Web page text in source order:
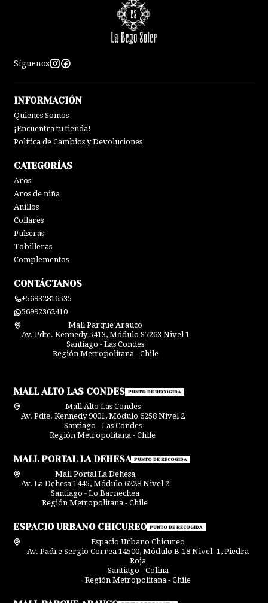
Síguenos
INFORMACIÓN
Quienes Somos
¡Encuentra tu tienda!
Política de Cambios y Devoluciones
CATEGORÍAS
Aros
Aros de niña
Anillos
Collares
Pulseras
Tobilleras
Complementos
CONTÁCTANOS
+56932816535
56992362410
Mall Parque Arauco
Av. Pdte. Kennedy 5413, Módulo S7263 Nivel 1
Santiago - Las Condes
Región Metropolitana - Chile
MALL ALTO LAS CONDES PUNTO DE RECOGIDA
Mall Alto Las Condes
Av. Pdte. Kennedy 9001, Módulo 6258 Nivel 2
Santiago - Las Condes
Región Metropolitana - Chile
MALL PORTAL LA DEHESA PUNTO DE RECOGIDA
Mall Portal La Dehesa
Av. La Dehesa 1445, Módulo 6228 Nivel 2
Santiago - Lo Barnechea
Región Metropolitana - Chile
ESPACIO URBANO CHICUREO PUNTO DE RECOGIDA
Espacio Urbano Chicureo
Av. Padre Sergio Correa 14500, Módulo B-18 Nivel -1, Piedra
Roja
Santiago - Colina
Región Metropolitana - Chile